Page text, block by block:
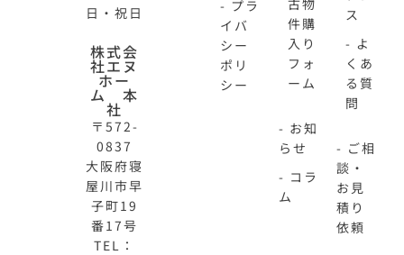
日・祝日
株式会
社エヌ
ホー
ム 本
社
〒572-
0837
大阪府寝
屋川市早
子町19
番17号
TEL：
- プラ
イバ
シー
ポリ
シー
件購
入り
フォ
ーム
- お知
らせ
- コラ
ム
ス
- よ
くあ
る質
問
- ご相
談・
お見
積り
依頼